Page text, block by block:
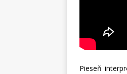
Pieseň